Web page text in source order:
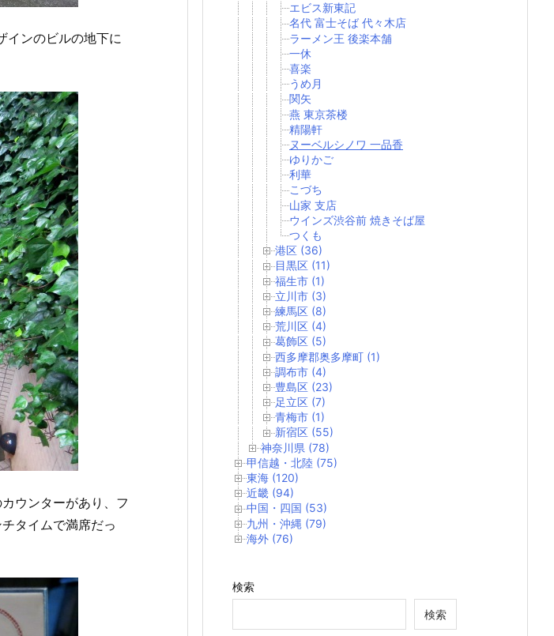
インのビルの地下に
ウンターがあり、フ
タイムで満席だっ
エビス新東記
名代 富士そば 代々木店
ラーメン王 後楽本舗
一休
喜楽
うめ月
関矢
燕 東京茶楼
精陽軒
ヌーベルシノワ 一品香
ゆりかご
利華
こづち
山家 支店
ウインズ渋谷前 焼きそば屋
つくも
港区 (36)
目黒区 (11)
福生市 (1)
立川市 (3)
練馬区 (8)
荒川区 (4)
葛飾区 (5)
西多摩郡奥多摩町 (1)
調布市 (4)
豊島区 (23)
足立区 (7)
青梅市 (1)
新宿区 (55)
神奈川県 (78)
甲信越・北陸 (75)
東海 (120)
近畿 (94)
中国・四国 (53)
九州・沖縄 (79)
海外 (76)
検索
検索